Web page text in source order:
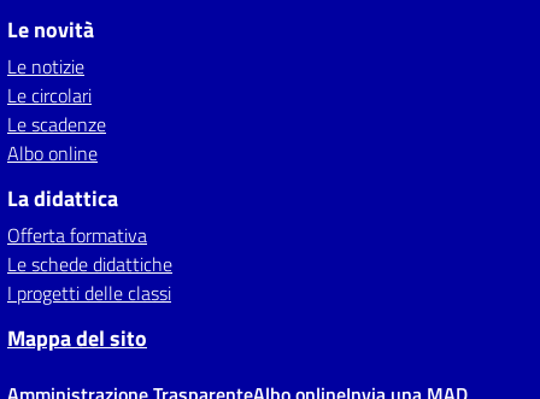
Le novità
Le notizie
Le circolari
Le scadenze
Albo online
La didattica
Offerta formativa
Le schede didattiche
I progetti delle classi
Mappa del sito